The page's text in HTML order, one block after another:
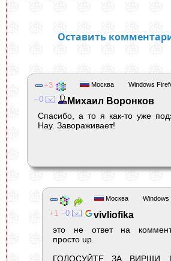
Оставить
Windows
Москва
3
0
Михаил Воронков
Спасибо, а то я как-то уже
Нау. Завораживает!
Windows
Москва
1 0 vivliofika
это не ответ на
просто up.
ГОЛОСУЙТЕ ЗА ВИРШИ,